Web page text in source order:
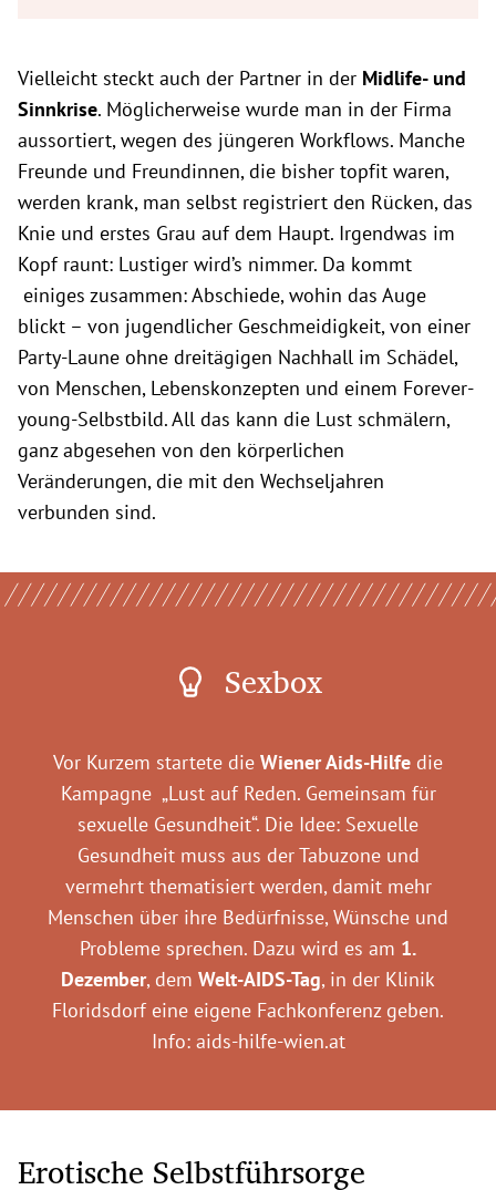
Vielleicht steckt auch der Partner in der Midlife- und
Sinnkrise. Möglicherweise wurde man in der Firma
aussortiert, wegen des jüngeren Workflows. Manche
Freunde und Freundinnen, die bisher topfit waren,
werden krank, man selbst registriert den Rücken, das
Knie und erstes Grau auf dem Haupt. Irgendwas im
Kopf raunt: Lustiger wird’s nimmer. Da kommt
einiges zusammen: Abschiede, wohin das Auge
blickt – von jugendlicher Geschmeidigkeit, von einer
Party-Laune ohne dreitägigen Nachhall im Schädel,
von Menschen, Lebenskonzepten und einem Forever-
young-Selbstbild. All das kann die Lust schmälern,
ganz abgesehen von den körperlichen
Veränderungen, die mit den Wechseljahren
verbunden sind.
Sexbox
Vor Kurzem startete die Wiener Aids-Hilfe die
Kampagne „Lust auf Reden. Gemeinsam für
sexuelle Gesundheit“. Die Idee: Sexuelle
Gesundheit muss aus der Tabuzone und
vermehrt thematisiert werden, damit mehr
Menschen über ihre Bedürfnisse, Wünsche und
Probleme sprechen. Dazu wird es am 1.
Dezember, dem Welt-AIDS-Tag, in der Klinik
Floridsdorf eine eigene Fachkonferenz geben.
Info: aids-hilfe-wien.at
Erotische Selbstführsorge